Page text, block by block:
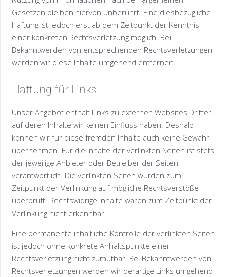
Gesetzen bleiben hiervon unberührt. Eine diesbezügliche
Haftung ist jedoch erst ab dem Zeitpunkt der Kenntnis
einer konkreten Rechtsverletzung möglich. Bei
Bekanntwerden von entsprechenden Rechtsverletzungen
werden wir diese Inhalte umgehend entfernen.
Haftung für Links
Unser Angebot enthält Links zu externen Websites Dritter,
auf deren Inhalte wir keinen Einfluss haben. Deshalb
können wir für diese fremden Inhalte auch keine Gewähr
übernehmen. Für die Inhalte der verlinkten Seiten ist stets
der jeweilige Anbieter oder Betreiber der Seiten
verantwortlich. Die verlinkten Seiten wurden zum
Zeitpunkt der Verlinkung auf mögliche Rechtsverstöße
überprüft. Rechtswidrige Inhalte waren zum Zeitpunkt der
Verlinkung nicht erkennbar.
Eine permanente inhaltliche Kontrolle der verlinkten Seiten
ist jedoch ohne konkrete Anhaltspunkte einer
Rechtsverletzung nicht zumutbar. Bei Bekanntwerden von
Rechtsverletzungen werden wir derartige Links umgehend